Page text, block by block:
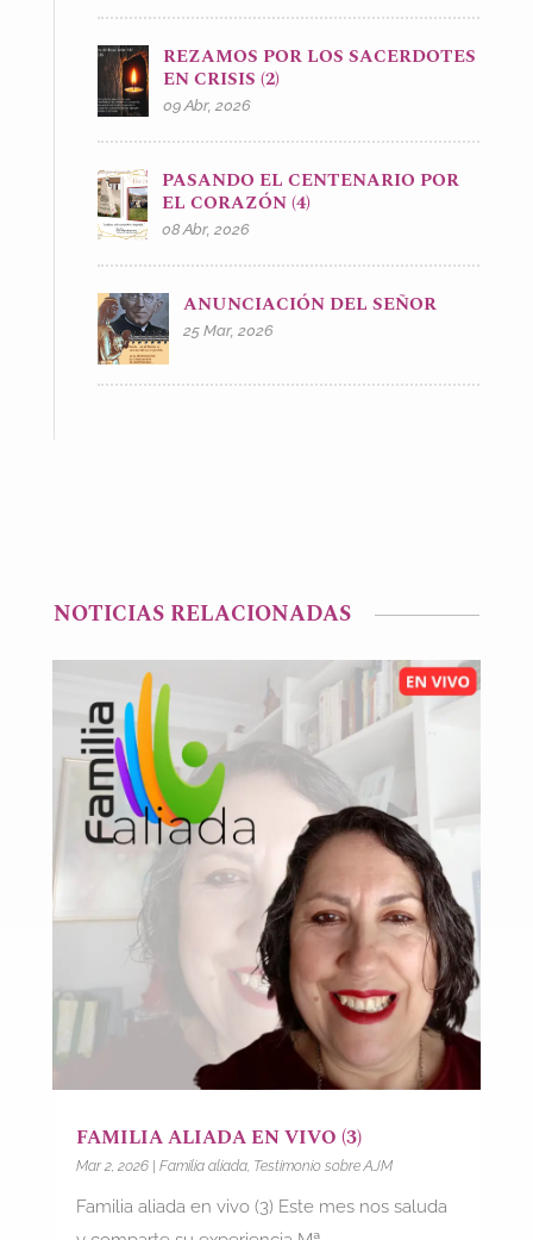
REZAMOS POR LOS SACERDOTES
EN CRISIS (2)
09 Abr, 2026
PASANDO EL CENTENARIO POR
EL CORAZÓN (4)
08 Abr, 2026
ANUNCIACIÓN DEL SEÑOR
25 Mar, 2026
NOTICIAS RELACIONADAS
FAMILIA ALIADA EN VIVO (3)
Mar 2, 2026| Familia aliada, Testimonio sobre AJM
Familia aliada en vivo (3) Este mes nos saluda